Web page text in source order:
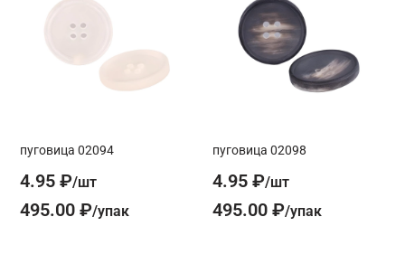
пуговица 02094
4.95 ₽
495.00 ₽
пуговица 02098
4.95 ₽
495.00 ₽